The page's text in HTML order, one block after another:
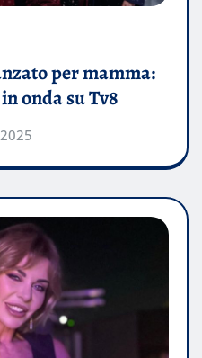
per mamma:
onda su Tv8